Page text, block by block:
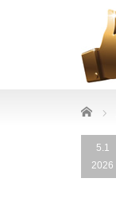
Home
5.1
2026